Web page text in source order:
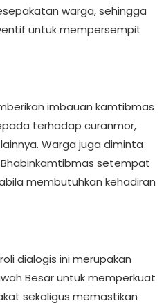
warga, sehingga
untuk mempersempit
imbauan kamtibmas
terhadap curanmor,
Warga juga diminta
setempat
membutuhkan kehadiran
dialogis ini merupakan
Besar untuk memperkuat
sekaligus memastikan